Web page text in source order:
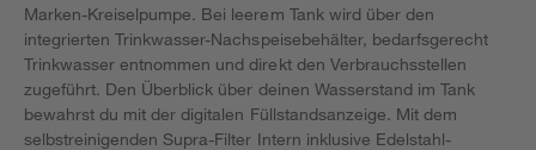
Marken-Kreiselpumpe. Bei leerem Tank wird über den
integrierten Trinkwasser-Nachspeisebehälter, bedarfsgerecht
Trinkwasser entnommen und direkt den Verbrauchsstellen
zugeführt. Den Überblick über deinen Wasserstand im Tank
bewahrst du mit der digitalen Füllstandsanzeige. Mit dem
selbstreinigenden Supra-Filter Intern inklusive Edelstahl-